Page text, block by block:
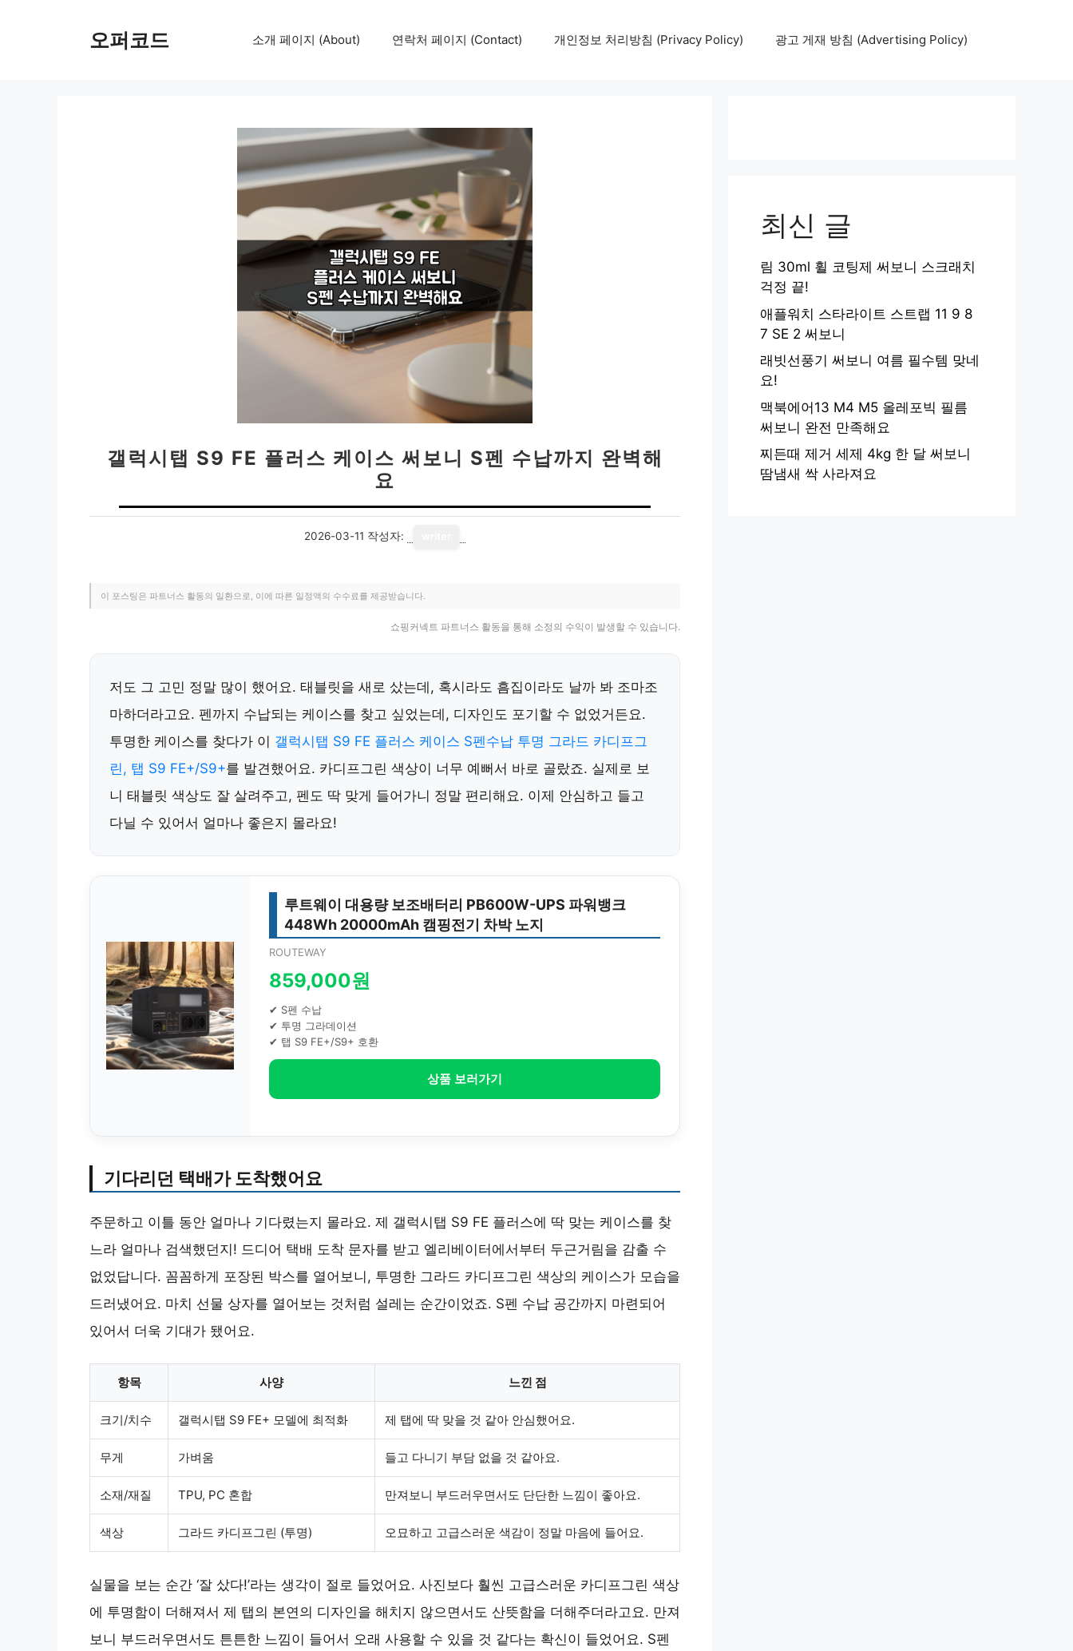
오퍼코드 소개 페이지 (About) 연락처 페이지 (Contact) 개인정보 처리방침 (Privacy Policy) 광고 게재 방침 (Advertising Policy)
갤럭시탭 S9 FE 플러스 케이스 써보니 S펜 수납까지 완벽해
요
2026-03-11 작성자:
이 포스팅은 파트너스 활동의 일환으로, 이에 따른 일정액의 수수료를 제공받습니다.
쇼핑커넥트 파트너스 활동을 통해 소정의 수익이 발생할 수 있습니다.
저도 그 고민 정말 많이 했어요. 태블릿을 새로 샀는데, 혹시라도 흠집이라도 날까 봐 조마조
마하더라고요. 펜까지 수납되는 케이스를 찾고 싶었는데, 디자인도 포기할 수 없었거든요.
투명한 케이스를 찾다가 이 갤럭시탭 S9 FE 플러스 케이스 S펜수납 투명 그라드 카디프그
린, 탭 S9 FE+/S9+를 발견했어요. 카디프그린 색상이 너무 예뻐서 바로 골랐죠. 실제로 보
니 태블릿 색상도 잘 살려주고, 펜도 딱 맞게 들어가니 정말 편리해요. 이제 안심하고 들고
다닐 수 있어서 얼마나 좋은지 몰라요!
루트웨이 대용량 보조배터리 PB600W-UPS 파워뱅크
448Wh 20000mAh 캠핑전기 차박 노지
ROUTEWAY
859,000원
✔ S펜 수납
✔ 투명 그라데이션
✔ 탭 S9 FE+/S9+ 호환
상품 보러가기
기다리던 택배가 도착했어요
주문하고 이틀 동안 얼마나 기다렸는지 몰라요. 제 갤럭시탭 S9 FE 플러스에 딱 맞는 케이스를 찾
느라 얼마나 검색했던지! 드디어 택배 도착 문자를 받고 엘리베이터에서부터 두근거림을 감출 수
없었답니다. 꼼꼼하게 포장된 박스를 열어보니, 투명한 그라드 카디프그린 색상의 케이스가 모습을
드러냈어요. 마치 선물 상자를 열어보는 것처럼 설레는 순간이었죠. S펜 수납 공간까지 마련되어
있어서 더욱 기대가 됐어요.
항목 사양 느낀 점
크기/치수 갤럭시탭 S9 FE+ 모델에 최적화 제 탭에 딱 맞을 것 같아 안심했어요.
무게 가벼움 들고 다니기 부담 없을 것 같아요.
소재/재질 TPU, PC 혼합 만져보니 부드러우면서도 단단한 느낌이 좋아요.
색상 그라드 카디프그린 (투명) 오묘하고 고급스러운 색감이 정말 마음에 들어요.
실물을 보는 순간 ‘잘 샀다!’라는 생각이 절로 들었어요. 사진보다 훨씬 고급스러운 카디프그린 색상
에 투명함이 더해져서 제 탭의 본연의 디자인을 해치지 않으면서도 산뜻함을 더해주더라고요. 만져
보니 부드러우면서도 튼튼한 느낌이 들어서 오래 사용할 수 있을 것 같다는 확신이 들었어요. S펜
최신 글
림 30ml 휠 코팅제 써보니 스크래치
걱정 끝!
애플워치 스타라이트 스트랩 11 9 8
7 SE 2 써보니
래빗선풍기 써보니 여름 필수템 맞네
요!
맥북에어13 M4 M5 올레포빅 필름
써보니 완전 만족해요
찌든때 제거 세제 4kg 한 달 써보니
땀냄새 싹 사라져요